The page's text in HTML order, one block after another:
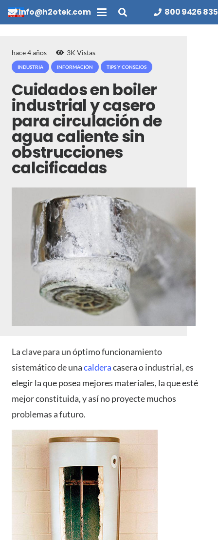
info@h2otek.com 800 9426 835
hace 4 años 3K Vistas
INDUSTRIA INFORMACIÓN TIPS Y CONSEJOS
Cuidados en boiler
industrial y casero
para circulación de
agua caliente sin
obstrucciones
calcificadas
La clave para un óptimo funcionamiento
sistemático de unacalderacasera o industrial, es
elegir la que posea mejores materiales, la que esté
mejor constituida, y así no proyecte muchos
problemas a futuro.